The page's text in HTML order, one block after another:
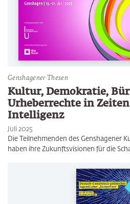
Genshagener Thesen
Kultur, Demokratie,
Urheberrechte in
Intelligenz
Juli 2025
Die Teilnehmenden des Genshagener
haben ihre Zukunftsvisionen für die